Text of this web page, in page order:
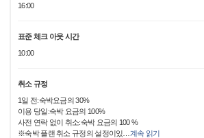
16:00
표준 체크 아웃 시간
10:00
취소 규정
1일 전:숙박요금의 30%
이용 당일:숙박 요금의 100%
사전 연락 없이 취소:숙박 요금의 100 %
※숙박 플랜 취소 규정의 설정이있
계속 읽기